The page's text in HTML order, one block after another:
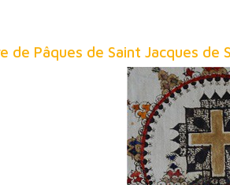
de Pâques de Saint Jacques de